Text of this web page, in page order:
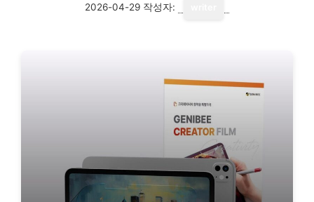
2026-04-29 작성자: